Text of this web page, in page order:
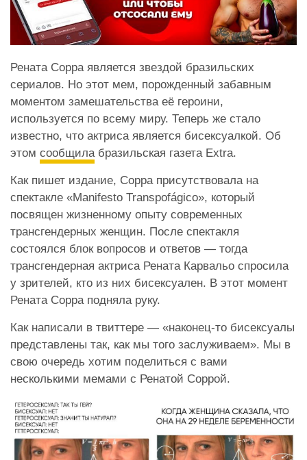
Рената Сорра является звездой бразильских
сериалов. Но этот мем, порожденный забавным
моментом замешательства её героини,
используется по всему миру. Теперь же стало
известно, что актриса является бисексуалкой. Об
этом сообщилабразильская газета Extra.
Как пишет издание, Сорра присутствовала на
спектакле «Manifesto Transpofágico», который
посвящен жизненному опыту современных
трансгендерных женщин. После спектакля
состоялся блок вопросов и ответов — тогда
трансгендерная актриса Рената Карвальо спросила
у зрителей, кто из них бисексуален. В этот момент
Рената Сорра подняла руку.
Как написали в твиттере — «наконец-то бисексуалы
представлены так, как мы того заслуживаем». Мы в
свою очередь хотим поделиться с вами
несколькими мемами с Ренатой Соррой.